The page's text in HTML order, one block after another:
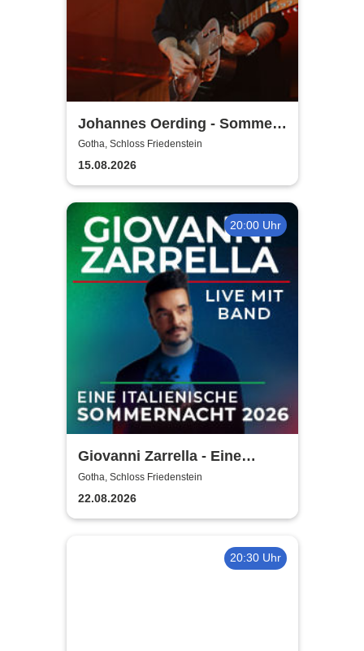
Johannes Oerding - Sommer
Open Airs 2026
Gotha, Schloss Friedenstein
15.08.2026
20:00 Uhr
Giovanni Zarrella - Eine
italienische Sommernacht -
Live mit Band
Gotha, Schloss Friedenstein
22.08.2026
20:30 Uhr